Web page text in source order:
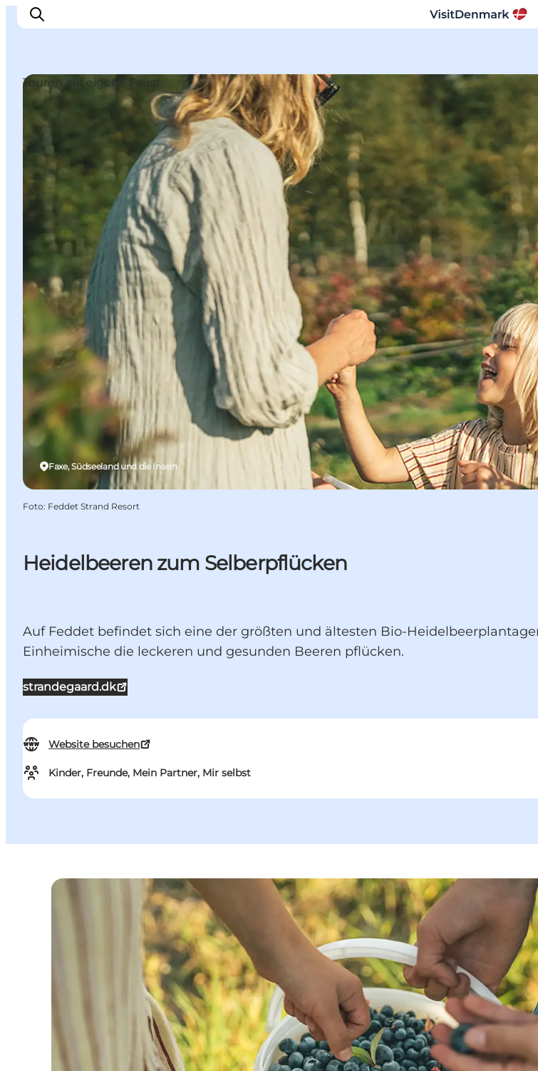
Inspiration
Regionen
Erlebnisse
Unterkünfte
Reiseplanung
Heidelbeeren zum Selberpflücken
Auf Feddet befindet sich eine der größten und ältesten Bio-
Einheimische die leckeren und gesunden Beeren pflücken.
strandegaard.dk
Website besuchen
Kinder, Freunde, Mein Partner, Mir selbst
Faxe, Südseeland und die Inseln
Touren auf eigene Faust
Foto: Feddet Strand Resort